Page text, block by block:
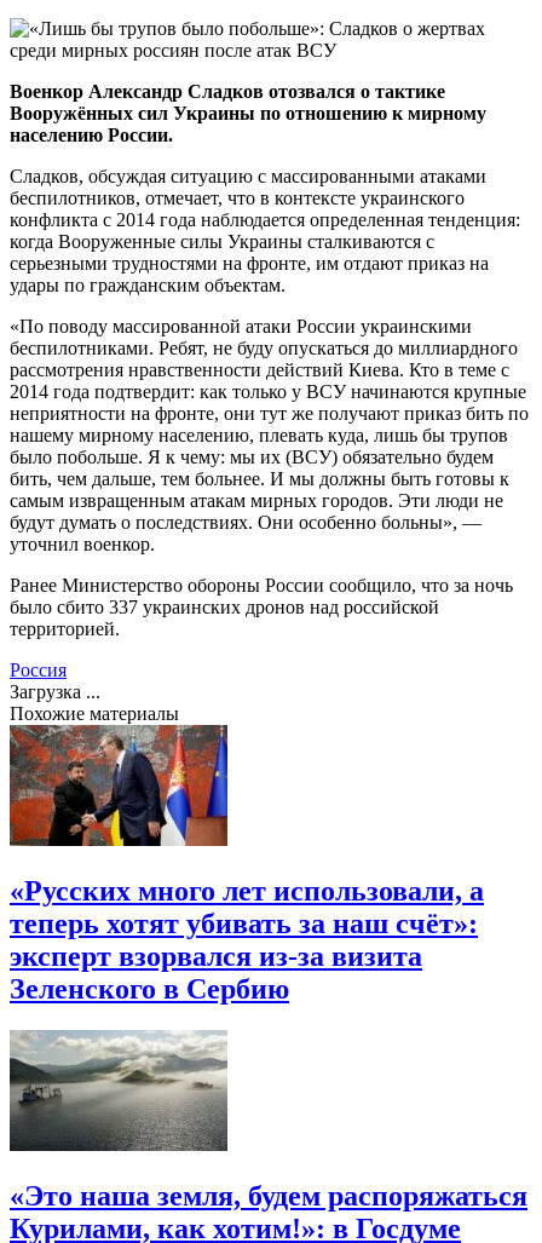
Военкор Александр Сладков отозвался о тактике
Вооружённых сил Украины по отношению к мирному
населению России.
Сладков, обсуждая ситуацию с массированными атаками
беспилотников, отмечает, что в контексте украинского
конфликта с 2014 года наблюдается определенная тенденция:
когда Вооруженные силы Украины сталкиваются с
серьезными трудностями на фронте, им отдают приказ на
удары по гражданским объектам.
«По поводу массированной атаки России украинскими
беспилотниками. Ребят, не буду опускаться до миллиардного
рассмотрения нравственности действий Киева. Кто в теме с
2014 года подтвердит: как только у ВСУ начинаются крупные
неприятности на фронте, они тут же получают приказ бить по
нашему мирному населению, плевать куда, лишь бы трупов
было побольше. Я к чему: мы их (ВСУ) обязательно будем
бить, чем дальше, тем больнее. И мы должны быть готовы к
самым извращенным атакам мирных городов. Эти люди не
будут думать о последствиях. Они особенно больны», —
уточнил военкор.
Ранее Министерство обороны России сообщило, что за ночь
было сбито 337 украинских дронов над российской
территорией.
Россия
Загрузка ...
Похожие материалы
«Русских много лет использовали, а
теперь хотят убивать за наш счёт»:
эксперт взорвался из-за визита
Зеленского в Сербию
«Это наша земля, будем распоряжаться
Курилами, как хотим!»: в Госдуме